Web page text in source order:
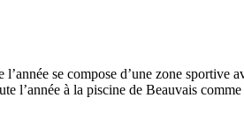
se compose d’une zone sportive
l’année à la piscine de Beauvais